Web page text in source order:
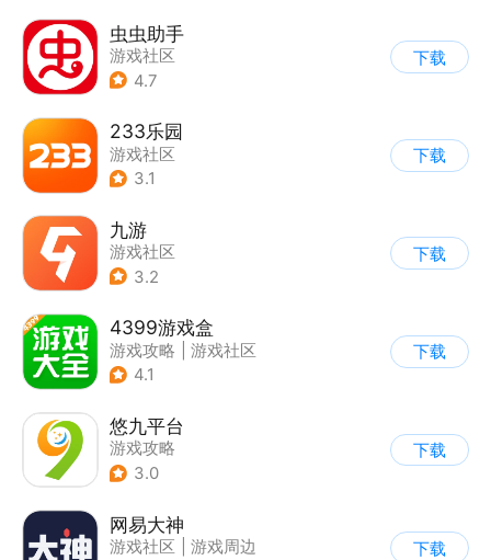
虫虫助手
游戏社区
4.7
下载
233乐园
游戏社区
3.1
下载
九游
游戏社区
3.2
下载
4399游戏盒
游戏攻略
游戏社区
4.1
下载
悠九平台
游戏攻略
3.0
下载
网易大神
游戏社区
游戏周边
下载